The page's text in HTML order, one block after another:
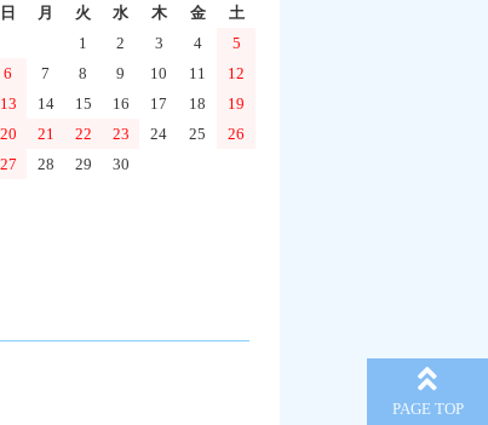
日
月 火 水 木 金
土
1
2 3 4
5
6
7 8 9 10 11
12
13
14 15 16 17 18
19
20
21 22 23 24 25
26
27
28 29 30